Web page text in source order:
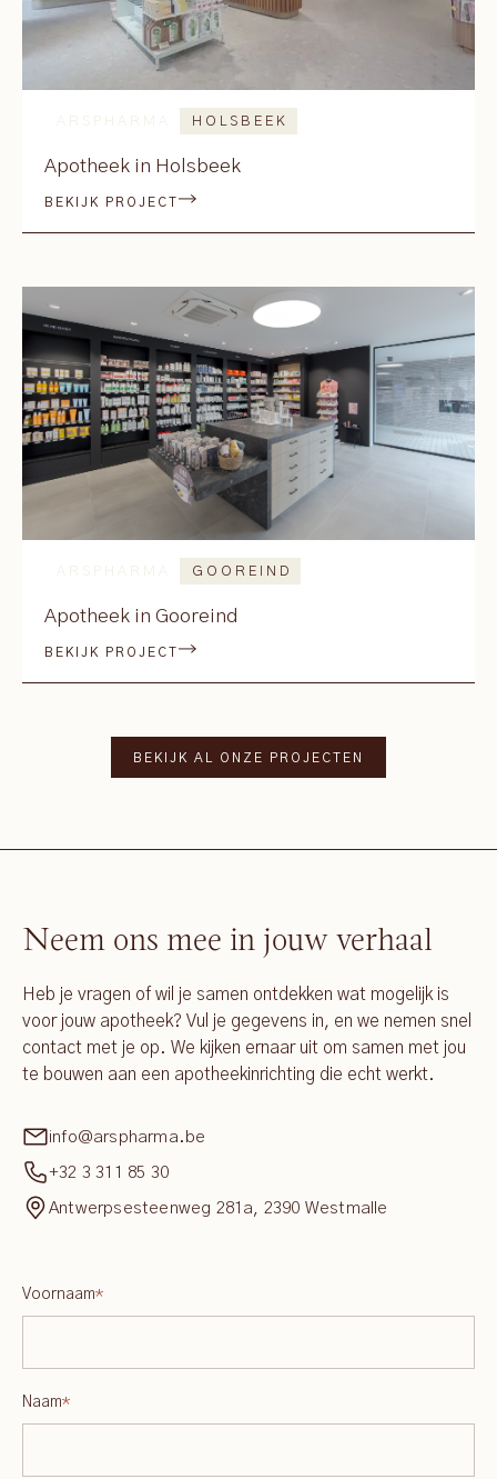
ARSPHARMA HOLSBEEK
Apotheek in Holsbeek
BEKIJK PROJECT
ARSPHARMA GOOREIND
Apotheek in Gooreind
BEKIJK PROJECT
BEKIJK AL ONZE PROJECTEN
Neem ons mee in jouw verhaal
Heb je vragen of wil je samen ontdekken wat mogelijk is
voor jouw apotheek? Vul je gegevens in, en we nemen snel
contact met je op. We kijken ernaar uit om samen met jou
te bouwen aan een apotheekinrichting die echt werkt.
info@arspharma.be
+32 3 311 85 30
Antwerpsesteenweg 281a, 2390 Westmalle
Voornaam*
Naam*